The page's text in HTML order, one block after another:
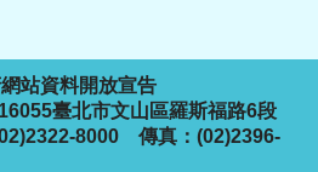
站資料開放宣告
臺北市文山區羅斯福路6段
8000 傳真：(02)2396-